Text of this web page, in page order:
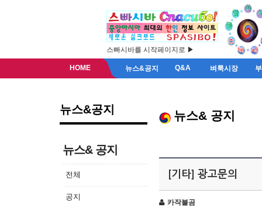
스빠시바를 시작페이지로 ▶
HOME 뉴스&공지 Q&A 벼룩시장
뉴스&공지
뉴스& 공지
전체
공지
뉴스& 공지
[기타] 광고문의
카작불곰